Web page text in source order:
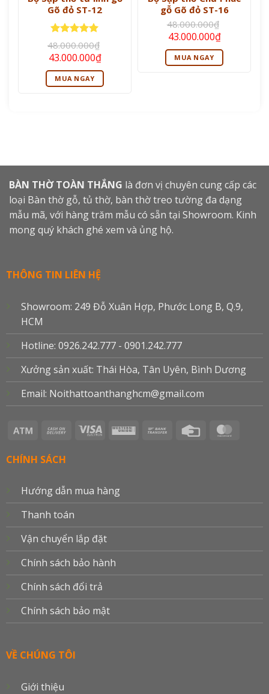
Gõ đỏ ST-12
Được xếp
hạng55
sao
48.000.000₫
Giá
gốc
là:
48.000.000₫.
43.000.000₫Giá
hiện
tại
là:
43.000.000₫.
MUA NGAY
gỗ Gõ đỏ ST-16
48.000.000₫
Giá
gốc
là:
48.000.000₫.
43.000.000₫Giá
hiện
tại
là:
MUA NGAY
BÀN THỜ TOÀN THẮNG là đơn vị chuyên cung cấp các
loại Bàn thờ gỗ, tủ thờ, bàn thờ treo tường đa dạng
mẫu mã, với hàng trăm mẫu có sẵn tại Showroom. Kinh
mong quý khách ghé xem và ủng hộ.
THÔNG TIN LIÊN HỆ
Showroom: 249 Đỗ Xuân Hợp, Phước Long B, Q.9,
HCM
Hotline: 0926.242.777 - 0901.242.777
Xưởng sản xuất: Thái Hòa, Tân Uyên, Bình Dương
Email: Noithattoanthanghcm@gmail.com
Atm
Cash
Visa
Western
Bank
Credit
CHÍNH SÁCH
Hướng dẫn mua hàng
Thanh toán
Vận chuyển lắp đặt
Chính sách bảo hành
Chính sách đổi trả
Chính sách bảo mật
VỀ CHÚNG TÔI
Giới thiệu